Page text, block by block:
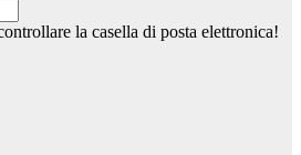
la casella di posta elettronica!